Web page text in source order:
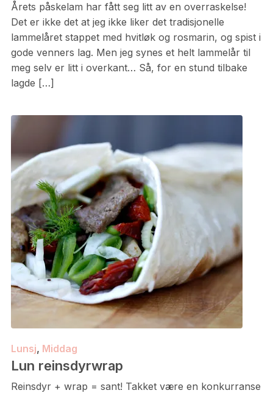
Årets påskelam har fått seg litt av en overraskelse!
Det er ikke det at jeg ikke liker det tradisjonelle
lammelåret stappet med hvitløk og rosmarin, og spist i
gode venners lag. Men jeg synes et helt lammelår til
meg selv er litt i overkant… Så, for en stund tilbake
lagde […]
Lunsj, Middag
Lun reinsdyrwrap
Reinsdyr + wrap = sant! Takket være en konkurranse